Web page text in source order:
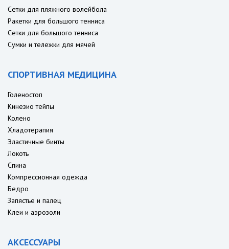
Сетки для пляжного волейбола
Ракетки для большого тенниса
Сетки для большого тенниса
Сумки и тележки для мячей
СПОРТИВНАЯ МЕДИЦИНА
Голеностоп
Кинезио тейпы
Колено
Хладотерапия
Эластичные бинты
Локоть
Спина
Компрессионная одежда
Бедро
Запястье и палец
Клеи и аэрозоли
АКСЕССУАРЫ